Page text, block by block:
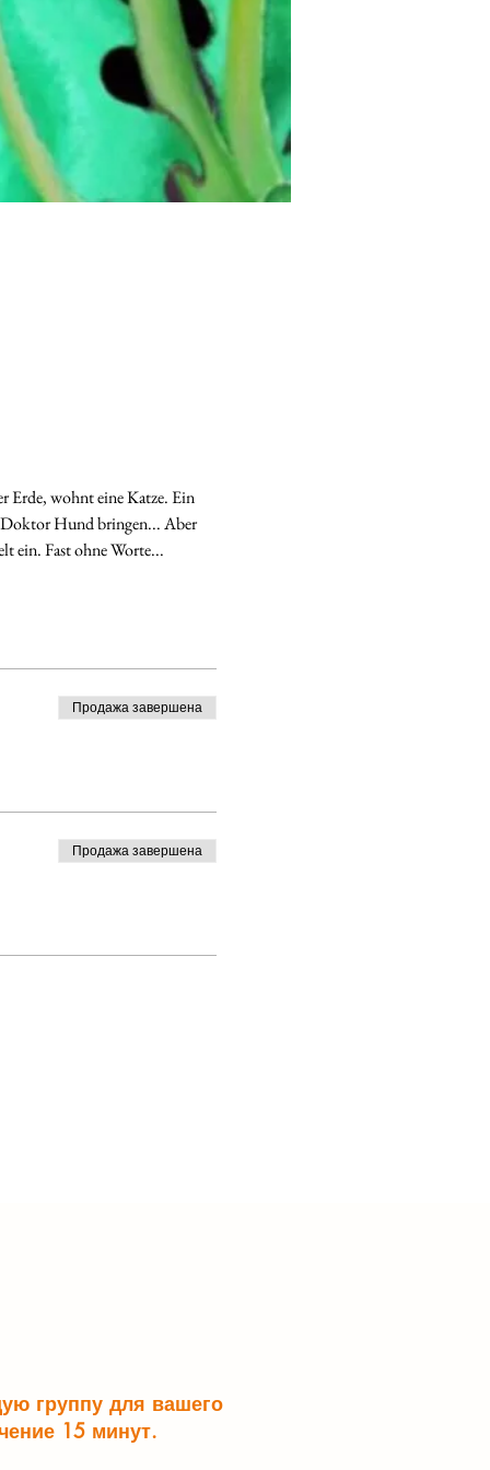
Erde, wohnt eine Katze. Ein
Doktor Hund bringen... Aber
ein. Fast ohne Worte...
Продажа завершена
Продажа завершена
группу для вашего
15 минут.